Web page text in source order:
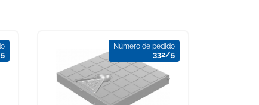
Número de pedido
332/5